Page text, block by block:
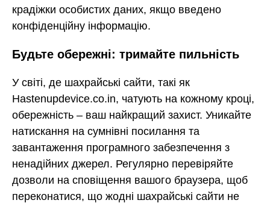
крадіжки особистих даних, якщо введено
конфіденційну інформацію.
Будьте обережні: тримайте пильність
У світі, де шахрайські сайти, такі як
Hastenupdevice.co.in, чатують на кожному кроці,
обережність – ваш найкращий захист. Уникайте
натискання на сумнівні посилання та
завантаження програмного забезпечення з
ненадійних джерел. Регулярно перевіряйте
дозволи на сповіщення вашого браузера, щоб
переконатися, що жодні шахрайські сайти не